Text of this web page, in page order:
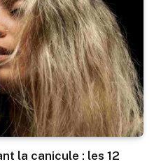
la canicule : les 12